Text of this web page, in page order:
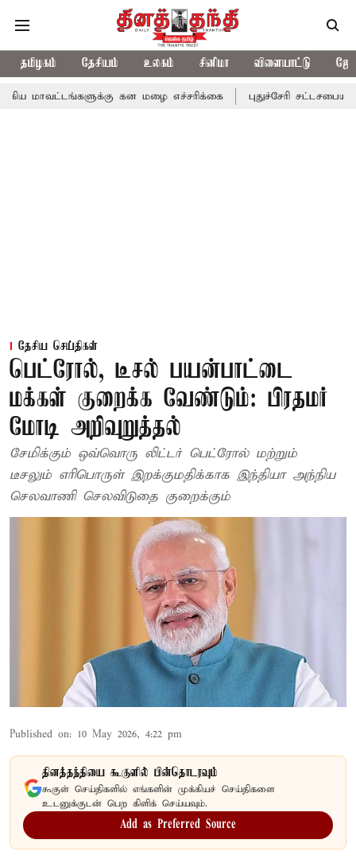
தமிழகம் தேசியம் உலகம் சினிமா விளையாட்டு
கன மழை எச்சரிக்கை புதுச்சேரி சட்டசபையில் வரும்
தேசிய செய்திகள்
பெட்ரோல், டீசல் பயன்பாட்டை
மக்கள் குறைக்க வேண்டும்: பிரதமர்
மோடி அறிவுறுத்தல்
சேமிக்கும் ஒவ்வொரு லிட்டர் பெட்ரோல் மற்றும்
டீசலும் எரிபொருள் இறக்குமதிக்காக இந்தியா அந்நிய
செலவாணி செலவிடுதை குறைக்கும்
Published on: 10 May 2026, 4:22 pm
தினத்தந்தியை கூகுளில் பின்தொடரவும்
கூகுள் செய்திகளில் எங்களின் முக்கியச் செய்திகளை
உடனுக்குடன் பெற கிளிக் செய்யவும்.
Add as Preferred Source